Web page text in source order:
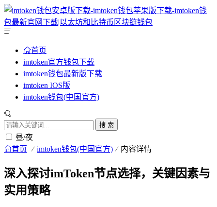
首页
imtoken官方钱包下载
imtoken钱包最新版下载
imtoken IOS版
imtoken钱包(中国官方)
搜 索
昼/夜
首页 imtoken钱包(中国官方) 内容详情
深入探讨imToken节点选择，关键因素与
实用策略